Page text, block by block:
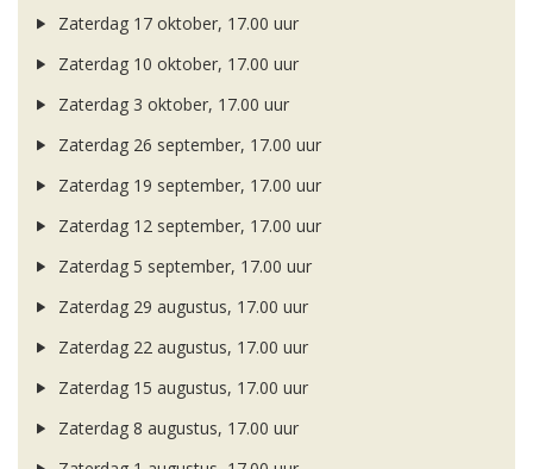
Zaterdag 17 oktober, 17.00 uur
Zaterdag 10 oktober, 17.00 uur
Zaterdag 3 oktober, 17.00 uur
Zaterdag 26 september, 17.00 uur
Zaterdag 19 september, 17.00 uur
Zaterdag 12 september, 17.00 uur
Zaterdag 5 september, 17.00 uur
Zaterdag 29 augustus, 17.00 uur
Zaterdag 22 augustus, 17.00 uur
Zaterdag 15 augustus, 17.00 uur
Zaterdag 8 augustus, 17.00 uur